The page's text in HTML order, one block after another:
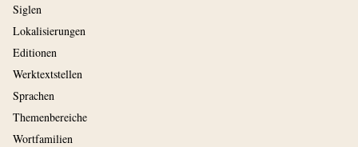
Siglen
Lokalisierungen
Editionen
Werktextstellen
Sprachen
Themenbereiche
Wortfamilien